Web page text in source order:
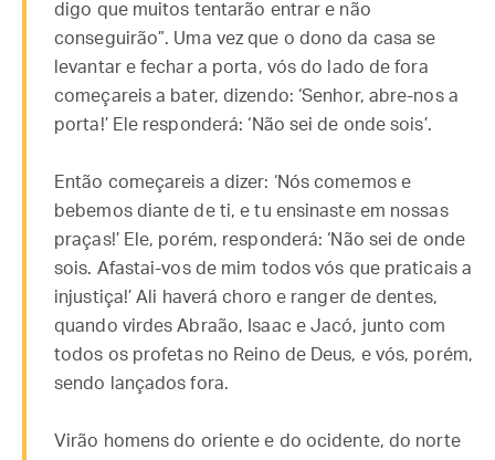
digo que muitos tentarão entrar e não
conseguirão”. Uma vez que o dono da casa se
levantar e fechar a porta, vós do lado de fora
começareis a bater, dizendo: ‘Senhor, abre-nos a
porta!’ Ele responderá: ‘Não sei de onde sois’.
Então começareis a dizer: ‘Nós comemos e
bebemos diante de ti, e tu ensinaste em nossas
praças!’ Ele, porém, responderá: ‘Não sei de onde
sois. Afastai-vos de mim todos vós que praticais a
injustiça!’ Ali haverá choro e ranger de dentes,
quando virdes Abraão, Isaac e Jacó, junto com
todos os profetas no Reino de Deus, e vós, porém,
sendo lançados fora.
Virão homens do oriente e do ocidente, do norte